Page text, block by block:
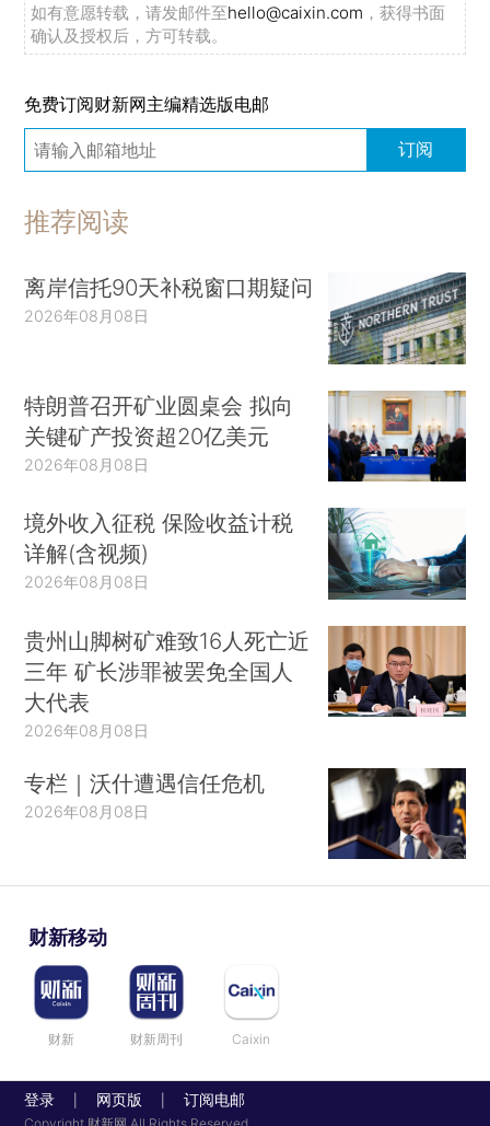
如有意愿转载，请发邮件至hello@caixin.com ，获得书面
确认及授权后，方可转载。
免费订阅财新网主编精选版电邮
订阅
推荐阅读
离岸信托90天补税窗口期疑问
2026年08月08日
特朗普召开矿业圆桌会 拟向
关键矿产投资超20亿美元
2026年08月08日
境外收入征税 保险收益计税
详解(含视频)
2026年08月08日
贵州山脚树矿难致16人死亡近
三年 矿长涉罪被罢免全国人
大代表
2026年08月08日
专栏｜沃什遭遇信任危机
2026年08月08日
财新移动
财新 财新周刊 Caixin
登录 网页版 订阅电邮